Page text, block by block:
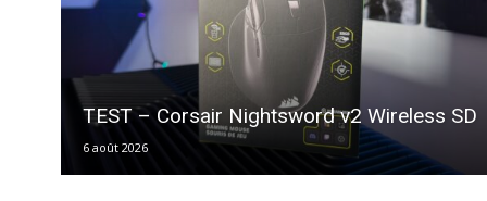
TEST – Corsair Nightsword v2 Wireless SD
6 août 2026